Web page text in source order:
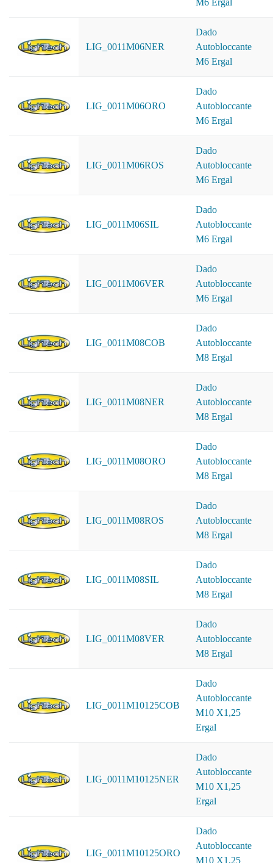
M6 Ergal
LIG_0011M06NER
Dado
Autobloccante
M6 Ergal
LIG_0011M06ORO
Dado
Autobloccante
M6 Ergal
LIG_0011M06ROS
Dado
Autobloccante
M6 Ergal
LIG_0011M06SIL
Dado
Autobloccante
M6 Ergal
LIG_0011M06VER
Dado
Autobloccante
M6 Ergal
LIG_0011M08COB
Dado
Autobloccante
M8 Ergal
LIG_0011M08NER
Dado
Autobloccante
M8 Ergal
LIG_0011M08ORO
Dado
Autobloccante
M8 Ergal
LIG_0011M08ROS
Dado
Autobloccante
M8 Ergal
LIG_0011M08SIL
Dado
Autobloccante
M8 Ergal
LIG_0011M08VER
Dado
Autobloccante
M8 Ergal
LIG_0011M10125COB
Dado
Autobloccante
M10 X1,25
Ergal
LIG_0011M10125NER
Dado
Autobloccante
M10 X1,25
Ergal
LIG_0011M10125ORO
Dado
Autobloccante
M10 X1,25